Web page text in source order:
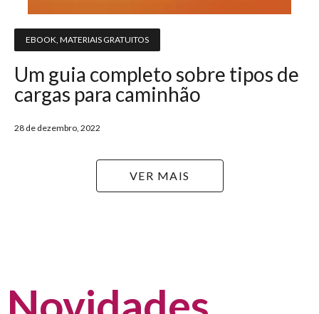
EBOOK MATERIAIS GRATUITOS
Um guia completo sobre tipos de
cargas para caminhão
28 de dezembro, 2022
VER MAIS